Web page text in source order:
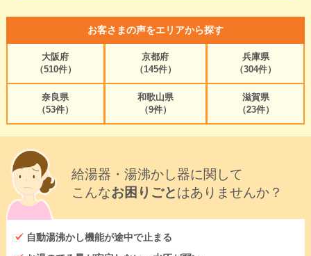
お客さまの声をエリアから探す
大阪府
（510件）
京都府
（145件）
兵庫県
（304件）
奈良県
（53件）
和歌山県
（9件）
滋賀県
（23件）
給湯器・湯沸かし器に関して
こんなお困りごとはありませんか？
自動湯沸かし機能が途中で止まる